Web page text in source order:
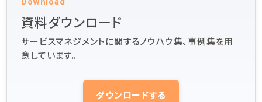
資料ダウンロード
サービスマネジメントに関するノウハウ集、事例集を用
意しています。
ダウンロードする